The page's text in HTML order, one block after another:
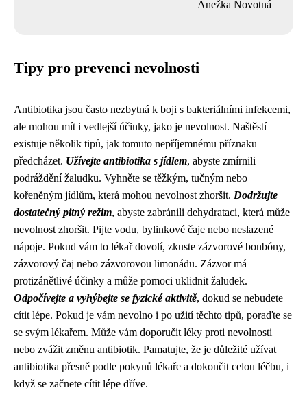
Anežka Novotná
Tipy pro prevenci nevolnosti
Antibiotika jsou často nezbytná k boji s bakteriálními infekcemi,
ale mohou mít i vedlejší účinky, jako je nevolnost. Naštěstí
existuje několik tipů, jak tomuto nepříjemnému příznaku
předcházet. Užívejte antibiotika s jídlem, abyste zmírnili
podráždění žaludku. Vyhněte se těžkým, tučným nebo
kořeněným jídlům, která mohou nevolnost zhoršit. Dodržujte
dostatečný pitný režim, abyste zabránili dehydrataci, která může
nevolnost zhoršit. Pijte vodu, bylinkové čaje nebo neslazené
nápoje. Pokud vám to lékař dovolí, zkuste zázvorové bonbóny,
zázvorový čaj nebo zázvorovou limonádu. Zázvor má
protizánětlivé účinky a může pomoci uklidnit žaludek.
Odpočívejte a vyhýbejte se fyzické aktivitě, dokud se nebudete
cítit lépe. Pokud je vám nevolno i po užití těchto tipů, poraďte se
se svým lékařem. Může vám doporučit léky proti nevolnosti
nebo zvážit změnu antibiotik. Pamatujte, že je důležité užívat
antibiotika přesně podle pokynů lékaře a dokončit celou léčbu, i
když se začnete cítit lépe dříve.